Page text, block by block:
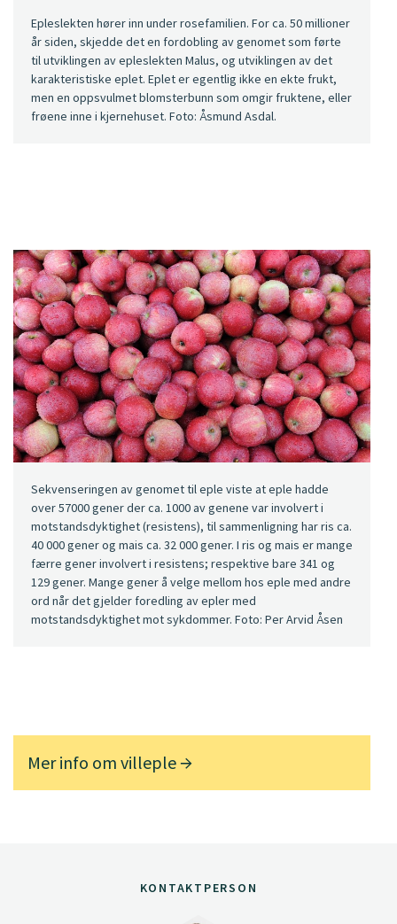
Epleslekten hører inn under rosefamilien. For ca. 50 millioner
år siden, skjedde det en fordobling av genomet som førte
til utviklingen av epleslekten Malus, og utviklingen av det
karakteristiske eplet. Eplet er egentlig ikke en ekte frukt,
men en oppsvulmet blomsterbunn som omgir fruktene, eller
frøene inne i kjernehuset. Foto: Åsmund Asdal.
Sekvenseringen av genomet til eple viste at eple hadde
over 57000 gener der ca. 1000 av genene var involvert i
motstandsdyktighet (resistens), til sammenligning har ris ca.
40 000 gener og mais ca. 32 000 gener. I ris og mais er mange
færre gener involvert i resistens; respektive bare 341 og
129 gener. Mange gener å velge mellom hos eple med andre
ord når det gjelder foredling av epler med
motstandsdyktighet mot sykdommer. Foto: Per Arvid Åsen
Mer info om villeple
KONTAKTPERSON